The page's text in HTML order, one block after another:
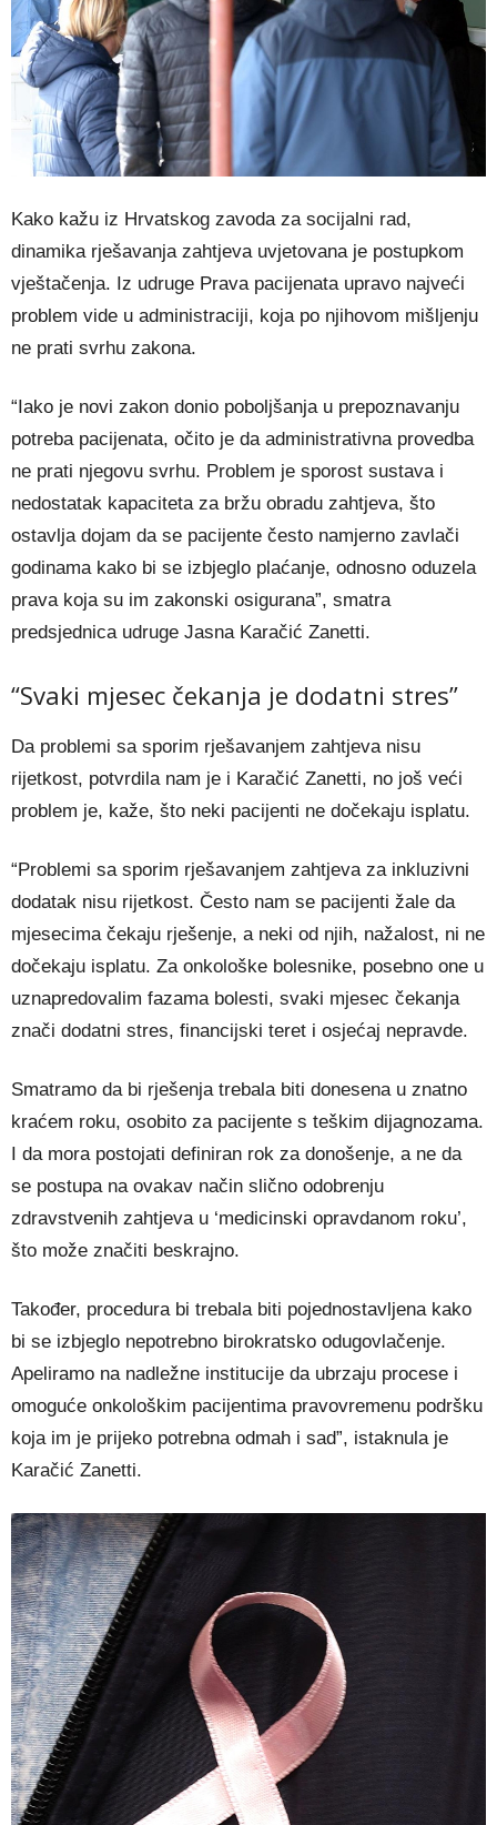
Kako kažu iz Hrvatskog zavoda za socijalni rad,
dinamika rješavanja zahtjeva uvjetovana je postupkom
vještačenja. Iz udruge Prava pacijenata upravo najveći
problem vide u administraciji, koja po njihovom mišljenju
ne prati svrhu zakona.
“Iako je novi zakon donio poboljšanja u prepoznavanju
potreba pacijenata, očito je da administrativna provedba
ne prati njegovu svrhu. Problem je sporost sustava i
nedostatak kapaciteta za bržu obradu zahtjeva, što
ostavlja dojam da se pacijente često namjerno zavlači
godinama kako bi se izbjeglo plaćanje, odnosno oduzela
prava koja su im zakonski osigurana”, smatra
predsjednica udruge Jasna Karačić Zanetti.
“Svaki mjesec čekanja je dodatni stres”
Da problemi sa sporim rješavanjem zahtjeva nisu
rijetkost, potvrdila nam je i Karačić Zanetti, no još veći
problem je, kaže, što neki pacijenti ne dočekaju isplatu.
“Problemi sa sporim rješavanjem zahtjeva za inkluzivni
dodatak nisu rijetkost. Često nam se pacijenti žale da
mjesecima čekaju rješenje, a neki od njih, nažalost, ni ne
dočekaju isplatu. Za onkološke bolesnike, posebno one u
uznapredovalim fazama bolesti, svaki mjesec čekanja
znači dodatni stres, financijski teret i osjećaj nepravde.
Smatramo da bi rješenja trebala biti donesena u znatno
kraćem roku, osobito za pacijente s teškim dijagnozama.
I da mora postojati definiran rok za donošenje, a ne da
se postupa na ovakav način slično odobrenju
zdravstvenih zahtjeva u ‘medicinski opravdanom roku’,
što može značiti beskrajno.
Također, procedura bi trebala biti pojednostavljena kako
bi se izbjeglo nepotrebno birokratsko odugovlačenje.
Apeliramo na nadležne institucije da ubrzaju procese i
omoguće onkološkim pacijentima pravovremenu podršku
koja im je prijeko potrebna odmah i sad”, istaknula je
Karačić Zanetti.